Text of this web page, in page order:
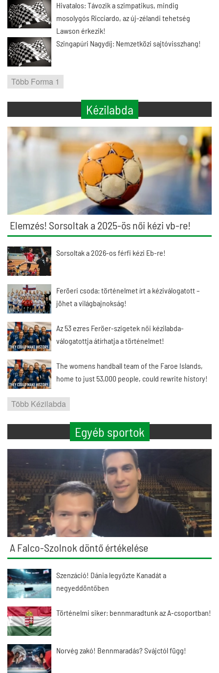
Hivatalos: Távozik a szimpatikus, mindig
mosolygós Ricciardo, az új-zélandi tehetség
Lawson érkezik!
Szingapúri Nagydíj: Nemzetközi sajtóvisszhang!
Több Forma 1
Kézilabda
Elemzés! Sorsoltak a 2025-ös női kézi vb-re!
Sorsoltak a 2026-os férfi kézi Eb-re!
Feröeri csoda: történelmet írt a kéziválogatott –
jöhet a világbajnokság!
Az 53 ezres Feröer-szigetek női kézilabda-
válogatottja átírhatja a történelmet!
The womens handball team of the Faroe Islands,
home to just 53,000 people, could rewrite history!
Több Kézilabda
Egyéb sportok
A Falco-Szolnok döntő értékelése
Szenzáció! Dánia legyőzte Kanadát a
negyeddöntőben
Történelmi siker: bennmaradtunk az A-csoportban!
Norvég zakó! Bennmaradás? Svájctól függ!